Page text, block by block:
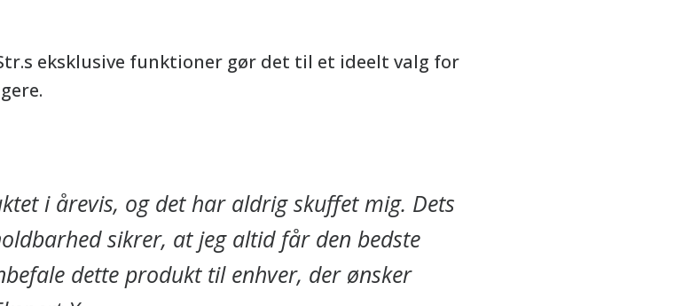
eksklusive funktioner gør det til et ideelt valg for
i årevis, og det har aldrig skuffet mig. Dets
sikrer, at jeg altid får den bedste
dette produkt til enhver, der ønsker